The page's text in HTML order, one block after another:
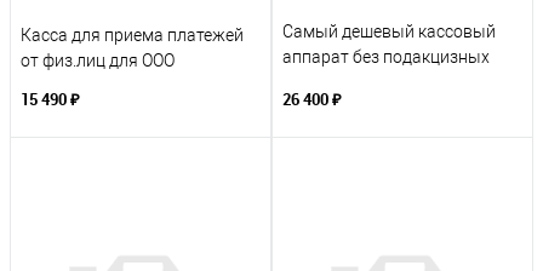
Касса для приема платежей
от физ.лиц для ООО
15 490 ₽
Самый дешевый кассовый
аппарат без подакцизных
26 400 ₽